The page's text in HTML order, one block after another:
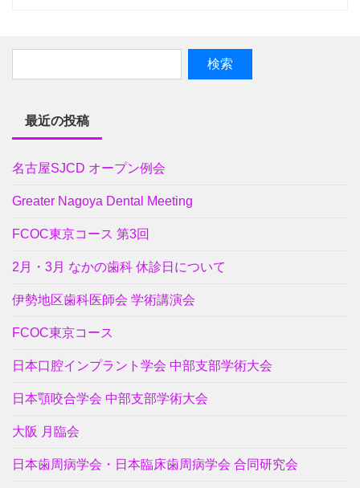
最近の投稿
名古屋SJCD オープン例会
Greater Nagoya Dental Meeting
FCOC東京コース 第3回
2月・3月 なかの歯科 休診日について
伊勢地区歯科医師会 学術講演会
FCOC東京コース
日本口腔インプラント学会 中部支部学術大会
日本顎咬合学会 中部支部学術大会
大阪 月臨会
日本歯周病学会・日本臨床歯周病学会 合同研究会